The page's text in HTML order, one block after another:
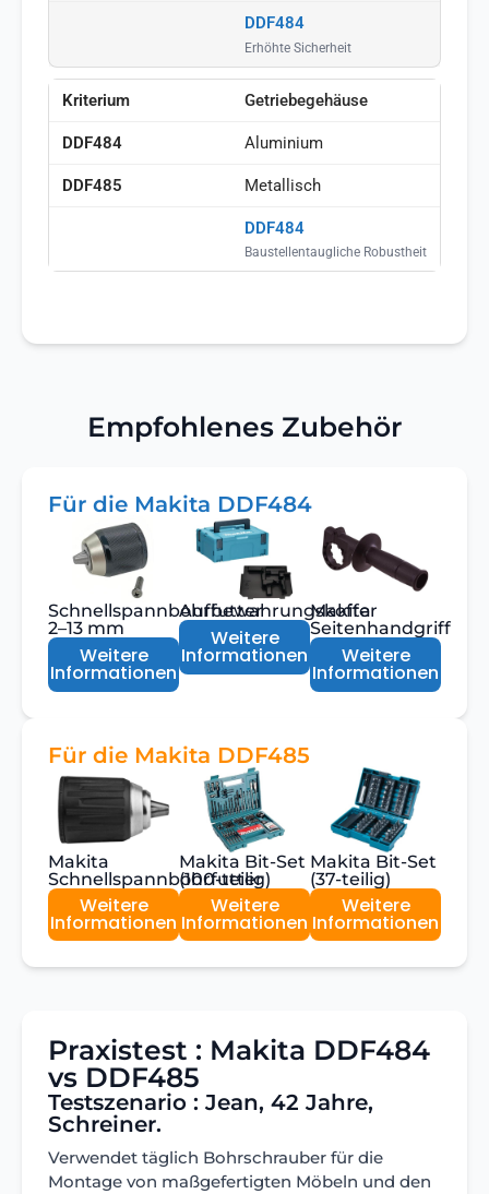
DDF484
Erhöhte Sicherheit
Getriebegehäuse
Aluminium
Metallisch
DDF484
Baustellentaugliche Robustheit
Empfohlenes Zubehör
Für die Makita DDF484
Schnellspannbohrfutter
2–13 mm
Weitere
Informationen
Aufbewahrungskoffer
Weitere
Informationen
Makita
Seitenhandgriff
Weitere
Informationen
Für die Makita DDF485
Makita
Schnellspannbohrfutter
Weitere
Informationen
Makita Bit-Set
(100-teilig)
Weitere
Informationen
Makita Bit-Set
(37-teilig)
Weitere
Informationen
Praxistest : Makita DDF484
vs DDF485
Testszenario : Jean, 42 Jahre,
Schreiner.
Verwendet täglich Bohrschrauber für die
Montage von maßgefertigten Möbeln und den